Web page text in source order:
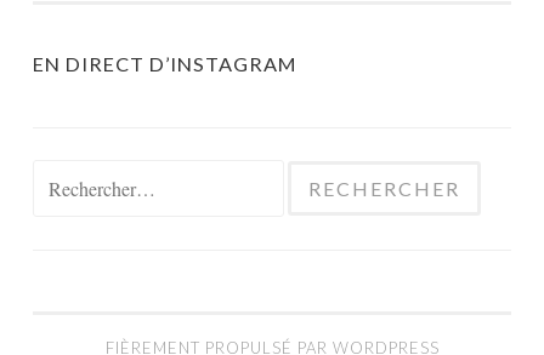
EN DIRECT D’INSTAGRAM
FIÈREMENT PROPULSÉ PAR WORDPRESS